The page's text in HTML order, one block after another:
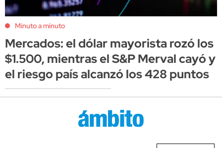
Minuto a minuto
Mercados: el dólar mayorista rozó los
$1.500, mientras el S&P Merval cayó y
el riesgo país alcanzó los 428 puntos